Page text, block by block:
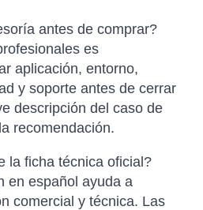
antes de comprar?
es
aplicación, entorno,
y soporte antes de cerrar
descripción del caso de
recomendación.
la ficha técnica oficial?
en español ayuda a
comercial y técnica. Las